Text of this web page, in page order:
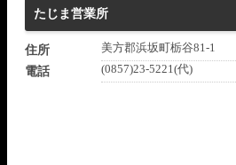
たじま営業所
住所
美方郡浜坂町栃谷81-1
電話
(0857)23-5221(代)